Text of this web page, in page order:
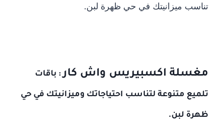
تناسب ميزانيتك في حي ظهرة لبن.
مغسلة اكسبيريس واش كار: باقات
تلميع متنوعة لتناسب احتياجاتك وميزانيتك في حي
ظهرة لبن.